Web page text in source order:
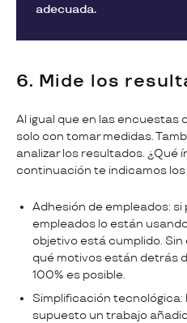
adecuada.
6. Mide los
Al igual que en las encuestas
solo con tomar medidas.
analizar los resultados. ¿Qué
continuación te indicamos
Adhesión de empleados: si
empleados lo están
objetivo está cumplido.
qué motivos están detrás
100% es posible.
Simplificación
supuesto un trabajo